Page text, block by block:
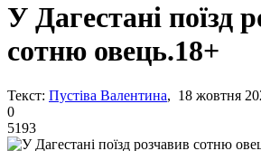
У Дагестані поїзд
сотню овець.18+
Текст: Пустіва Валентина, 18 жовтня
0
5193